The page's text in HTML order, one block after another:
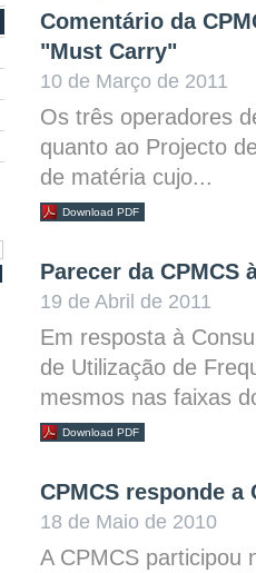
Comentário da
"Must Carry"
10 de Março de 2011
Os três operadores
quanto ao Projecto
de matéria cujo...
Download PDF
Parecer da CPMCS
19 de Abril de 2011
Em resposta à
de Utilização de
mesmos nas faixas
Download PDF
CPMCS responde a
18 de Maio de 2010
A CPMCS participou